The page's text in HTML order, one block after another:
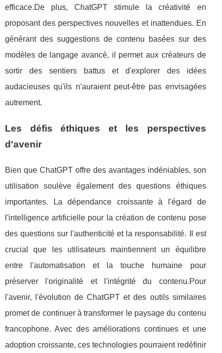
efficace.De plus, ChatGPT stimule la créativité en
proposant des perspectives nouvelles et inattendues. En
générant des suggestions de contenu basées sur des
modèles de langage avancé, il permet aux créateurs de
sortir des sentiers battus et d'explorer des idées
audacieuses qu'ils n'auraient peut-être pas envisagées
autrement.
Les défis éthiques et les perspectives
d'avenir
Bien que ChatGPT offre des avantages indéniables, son
utilisation soulève également des questions éthiques
importantes. La dépendance croissante à l'égard de
l'intelligence artificielle pour la création de contenu pose
des questions sur l'authenticité et la responsabilité. Il est
crucial que les utilisateurs maintiennent un équilibre
entre l'automatisation et la touche humaine pour
préserver l'originalité et l'intégrité du contenu.Pour
l'avenir, l'évolution de ChatGPT et des outils similaires
promet de continuer à transformer le paysage du contenu
francophone. Avec des améliorations continues et une
adoption croissante, ces technologies pourraient redéfinir